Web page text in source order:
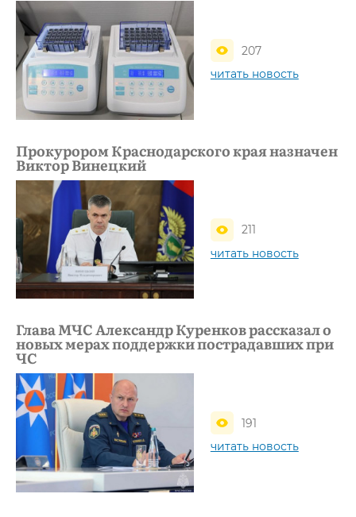
207
читать новость
Прокурором Краснодарского края назначен
Виктор Винецкий
211
читать новость
Глава МЧС Александр Куренков рассказал о
новых мерах поддержки пострадавших при
ЧС
191
читать новость